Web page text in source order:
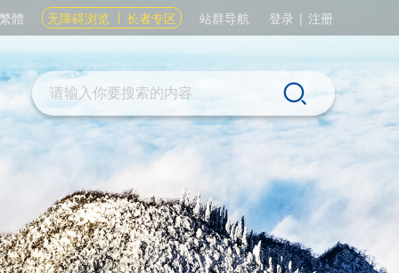
繁體 无障碍浏览 长者专区 站群导航 登录 | 注册